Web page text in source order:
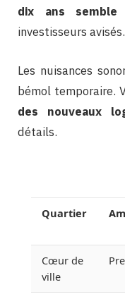
dix ans semble
investisseurs avisés.
Les nuisances
bémol temporaire.
des nouveaux
détails.
Quartier
Cœur de
ville